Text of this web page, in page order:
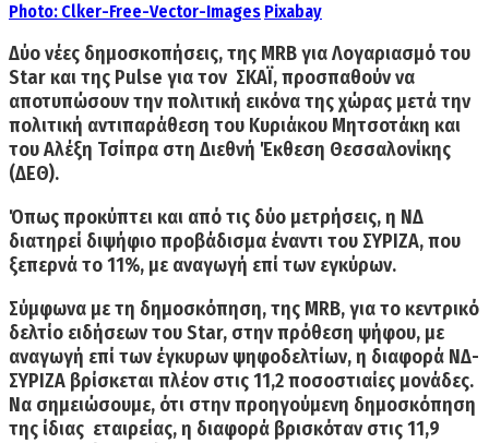
Photo: Clker-Free-Vector-Images Pixabay
Δύο νέες δημοσκοπήσεις, της MRB για Λογαριασμό του
Starκαι της Pulse για τον ΣΚΑΪ, προσπαθούν να
αποτυπώσουν την πολιτική εικόνα της χώρας μετά την
πολιτική αντιπαράθεση του Κυριάκου Μητσοτάκη και
του Αλέξη Τσίπρα στη Διεθνή Έκθεση Θεσσαλονίκης
(ΔΕΘ).
Όπως προκύπτει και από τις δύο μετρήσεις, η ΝΔ
διατηρεί διψήφιο προβάδισμα έναντι του ΣΥΡΙΖΑ, που
ξεπερνά το 11%, με αναγωγή επί των εγκύρων.
Σύμφωνα με τη δημοσκόπηση,της MRB, για το κεντρικό
δελτίο ειδήσεων του Star, στην πρόθεση ψήφου, με
αναγωγή επί των έγκυρων ψηφοδελτίων,η διαφορά ΝΔ-
ΣΥΡΙΖΑ βρίσκεται πλέον στις 11,2 ποσοστιαίες μονάδες.
Να σημειώσουμε, ότι στην προηγούμενη δημοσκόπηση
της ίδιας εταιρείας, η διαφορά βρισκόταν στις 11,9